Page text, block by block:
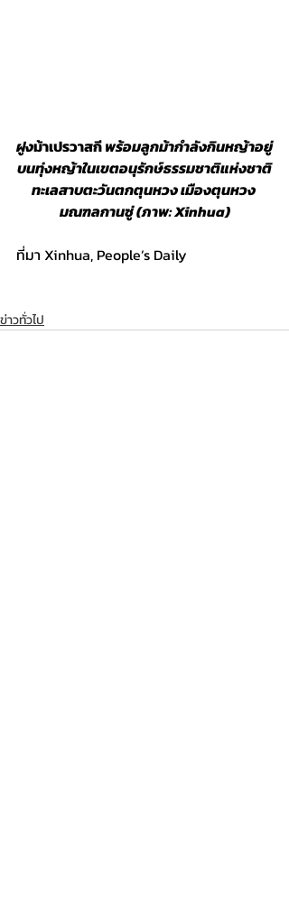
ฝูงม้าเปรวาสกี พร้อมลูกม้ากำลังกินหญ้าอยู่
บนทุ่งหญ้าในเขตอนุรักษ์ธรรมชาติแห่งชาติ
ทะเลสาบตะวันตกตุนหวง เมืองตุนหวง
มณฑลกานซู่ (ภาพ: Xinhua)
ที่มา Xinhua, People’s Daily
ข่าวทั่วไป